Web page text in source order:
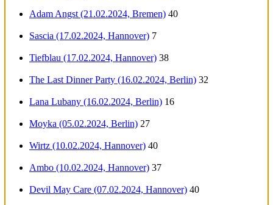
Adam Angst (21.02.2024, Bremen) 40
Sascia (17.02.2024, Hannover) 7
Tiefblau (17.02.2024, Hannover) 38
The Last Dinner Party (16.02.2024, Berlin) 32
Lana Lubany (16.02.2024, Berlin) 16
Moyka (05.02.2024, Berlin) 27
Wirtz (10.02.2024, Hannover) 40
Ambo (10.02.2024, Hannover) 37
Devil May Care (07.02.2024, Hannover) 40